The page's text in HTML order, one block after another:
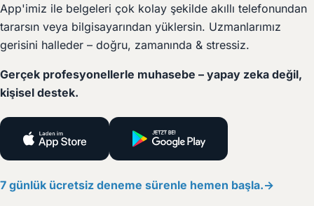
App'imiz ile belgeleri çok kolay şekilde akıllı telefonundan
tararsın veya bilgisayarından yüklersin. Uzmanlarımız
gerisini halleder – doğru, zamanında & stressiz.
Gerçek profesyonellerle muhasebe – yapay zeka değil,
kişisel destek.
7 günlük ücretsiz deneme sürenle hemen başla.